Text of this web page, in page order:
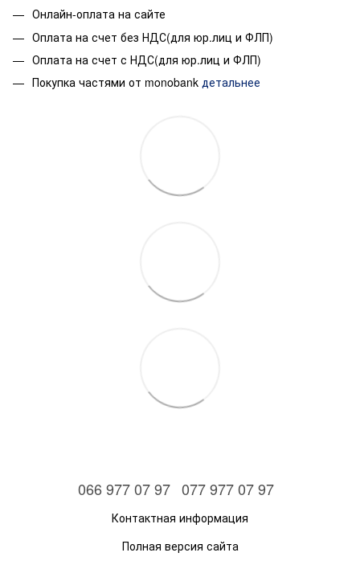
Онлайн-оплата на сайте
Оплата на счет без НДС(для юр.лиц и ФЛП)
Оплата на счет с НДС(для юр.лиц и ФЛП)
Покупка частями от monobank детальнее
066 977 07 97 077 977 07 97
Контактная информация
Полная версия сайта